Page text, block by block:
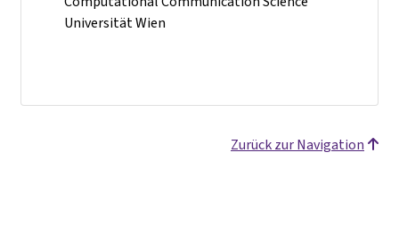
Universität Wien
Zurück zur Navigation